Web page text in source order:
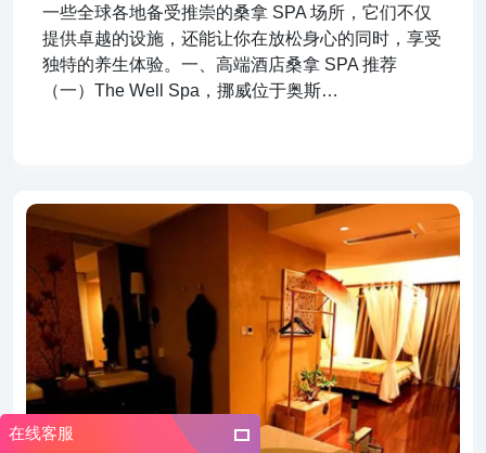
在线客服
一些全球各地备受推崇的桑拿 SPA 场所，它们不仅
提供卓越的设施，还能让你在放松身心的同时，享受
独特的养生体验。一、高端酒店桑拿 SPA 推荐
（一）The Well Spa，挪威位于奥斯…